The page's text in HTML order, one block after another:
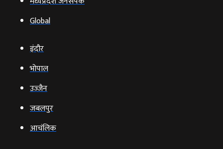
Global
इंदौर
भोपाल
उज्‍जैन
जबलपुर
आचंलिक